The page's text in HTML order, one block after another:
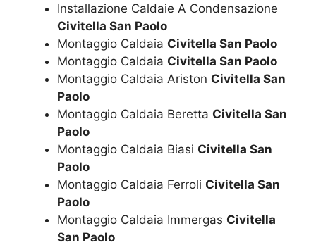
Installazione Caldaie A Condensazione
Civitella San Paolo
Montaggio Caldaia Civitella San Paolo
Montaggio Caldaia Civitella San Paolo
Montaggio Caldaia Ariston Civitella San
Paolo
Montaggio Caldaia Beretta Civitella San
Paolo
Montaggio Caldaia Biasi Civitella San
Paolo
Montaggio Caldaia Ferroli Civitella San
Paolo
Montaggio Caldaia Immergas Civitella
San Paolo